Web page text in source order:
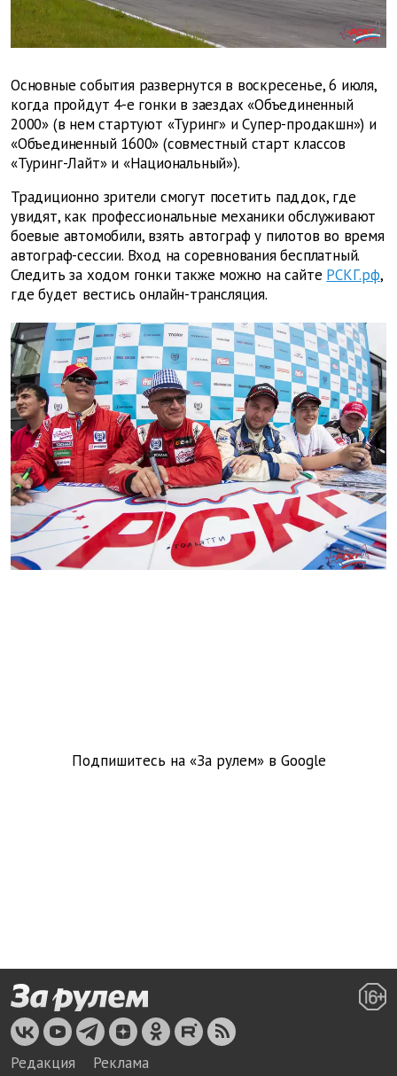
Основные события развернутся в воскресенье, 6 июля,
когда пройдут 4-е гонки в заездах «Объединенный
2000» (в нем стартуют «Туринг» и Супер-продакшн») и
«Объединенный 1600» (совместный старт классов
«Туринг-Лайт» и «Национальный»).
Традиционно зрители смогут посетить паддок, где
увидят, как профессиональные механики обслуживают
боевые автомобили, взять автограф у пилотов во время
автограф-сессии. Вход на соревнования бесплатный.
Следить за ходом гонки также можно на сайте РСКГ.рф,
где будет вестись онлайн-трансляция.
Подпишитесь на «За рулем» в Google
Редакция Реклама